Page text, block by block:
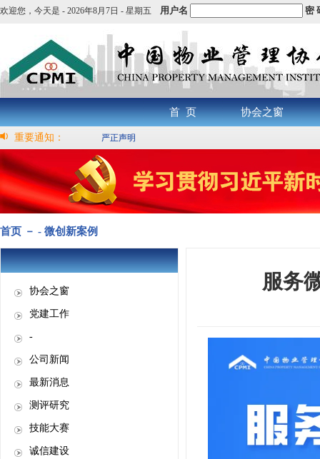
欢迎您， 今天是 - 2026年8月7日 - 星期五 用户名 密
首 页 协会之窗
重要通知： 严正声明
首页 － - 微创新案例
协会之窗
党建工作
-
公司新闻
最新消息
测评研究
技能大赛
诚信建设
服务